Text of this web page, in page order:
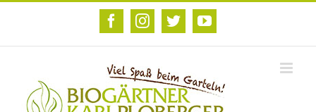
Zum
FacebookInstagram
TwitterYouTube